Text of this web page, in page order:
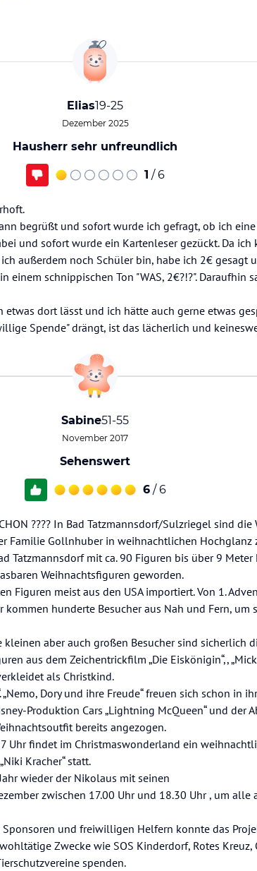
Elias19-25
Dezember 2025
Hausherr sehr unfreundlich
1 / 6
begrüßt und sofort wurde ich gefragt, ob ich
und sofort wurde ein Kartenleser gezückt. Da
außerdem noch Schüler bin, habe ich 2€ gesagt
einem schnippischen Ton "WAS, 2€?!?". Daraufhin
etwas dort lässt und ich hätte auch gerne etwas
Spende" drängt, ist das lächerlich und
Sabine51-55
November 2017
Sehenswert
6 / 6
???? In Bad Tatzmannsdorf/Sulzriegel sind
Familie Gollnhuber in weihnachtlichen Hochglanz
Tatzmannsdorf mit ca. 90 Figuren bis über 9 Meter
Weihnachtsfiguren geworden.
Figuren meist aus den USA importiert. Von 1.
kommen hunderte Besucher aus Nah und Fern, um
aber auch großen Besucher sind sicherlich
aus dem Zeichentrickfilm „Die Eiskönigin“,,
als Christkind.
„Nemo, Dory und ihre Freude“ freuen sich schon in
Produktion Cars „Lightning McQueen“ und der
bereits angezogen.
Uhr findet im Christmaswonderland ein
Kracher“ statt.
wieder der Nikolaus mit seinen
zwischen 17.00 Uhr und 18.30 Uhr , um alle
und freiwilligen Helfern konnte das
Zwecke wie SOS Kinderdorf, Rotes Kreuz,
spenden.